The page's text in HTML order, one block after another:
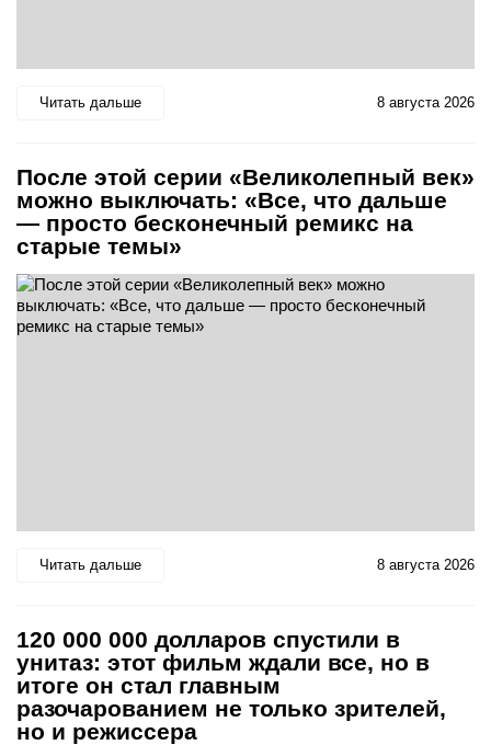
Читать дальше 8 августа 2026
После этой серии «Великолепный век»
можно выключать: «Все, что дальше
— просто бесконечный ремикс на
старые темы»
Читать дальше 8 августа 2026
120 000 000 долларов спустили в
унитаз: этот фильм ждали все, но в
итоге он стал главным
разочарованием не только зрителей,
но и режиссера